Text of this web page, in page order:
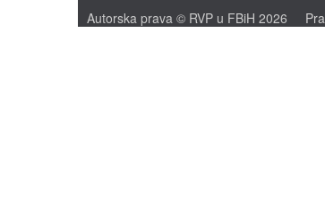
Autorska prava © RVP u FBiH 2026